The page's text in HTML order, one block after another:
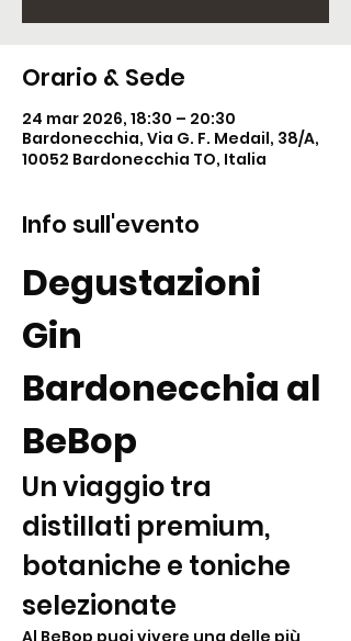
Orario & Sede
24 mar 2026, 18:30 – 20:30
Bardonecchia, Via G. F. Medail, 38/A,
10052 Bardonecchia TO, Italia
Info sull'evento
Degustazioni
Gin
Bardonecchia al
BeBop
Un viaggio tra
distillati premium,
botaniche e toniche
selezionate
Al BeBop puoi vivere una delle più